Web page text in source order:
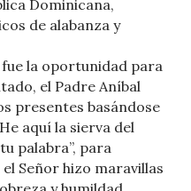
Dominicana,
de alabanza y
la oportunidad para
el Padre Aníbal
presentes basándose
aquí la sierva del
palabra”, para
Señor hizo maravillas